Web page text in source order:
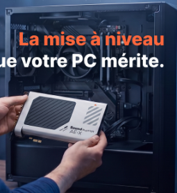
EN RUPTURE DE STOCK
Sound BlasterX AE-5 / AE-5
Plus Lighting Kit
19,99€29,99€